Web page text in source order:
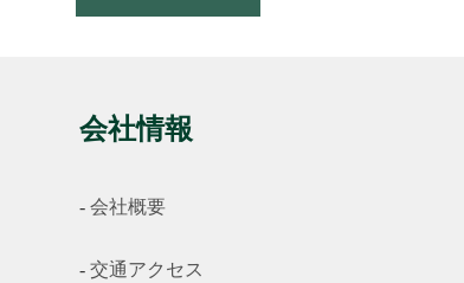
会社情報
会社概要
交通アクセス